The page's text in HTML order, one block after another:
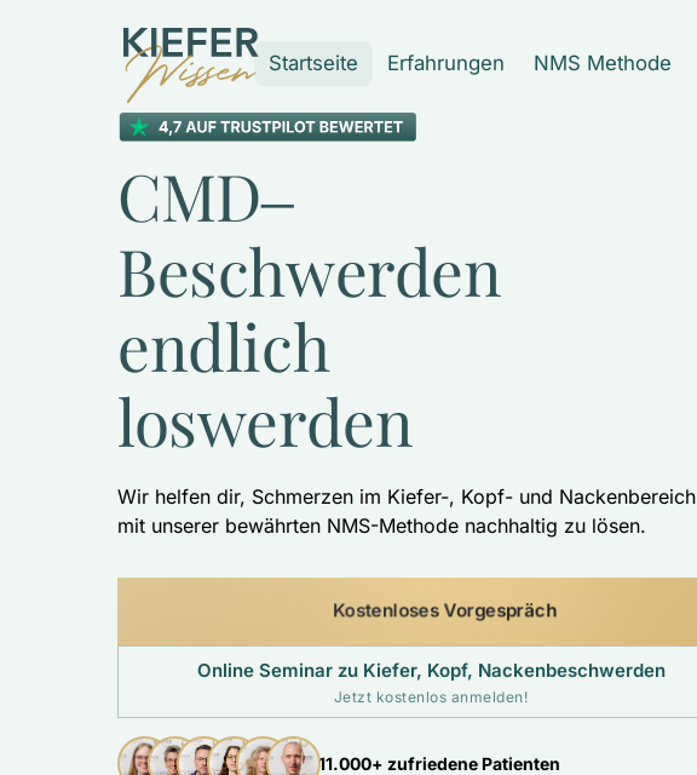
Startseite Erfahrungen NMS Methode
CMD‒
loswerden
Wir helfen dir, Schmerzen im Kiefer-, Kopf- und Nackenbereich
mit unserer bewährten NMS-Methode nachhaltig zu lösen.
Kostenloses Vorgespräch
Online Seminar zu Kiefer, Kopf, Nackenbeschwerden
Jetzt kostenlos anmelden!
11.000+ zufriedene Patienten